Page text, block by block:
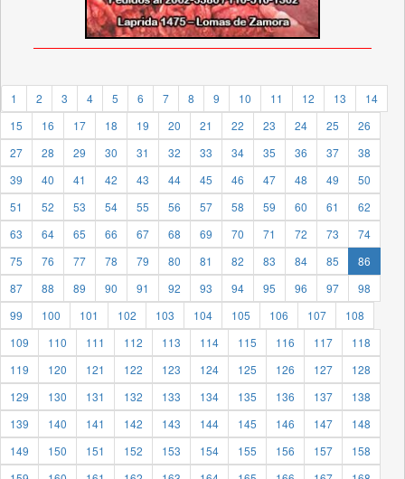
1 2 3 4 5 6 7 8 9 10 11 12 13
14
15
16 17 18 19 20 21 22 23 24 25
26
27
28 29 30 31 32 33 34 35 36 37
38
39
40 41 42 43 44 45 46 47 48 49
50
51
52 53 54 55 56 57 58 59 60 61
62
63
64 65 66 67 68 69 70 71 72 73
74
75
76 77 78 79 80 81 82 83 84 85
86
87
88 89 90 91 92 93 94 95 96 97
98
99
100 101 102 103 104 105 106 107
108
109
110 111 112 113 114 115 116 117
118
119
120 121 122 123 124 125 126 127
128
129
130 131 132 133 134 135 136 137
138
139
140 141 142 143 144 145 146 147
148
149
150 151 152 153 154 155 156 157
158